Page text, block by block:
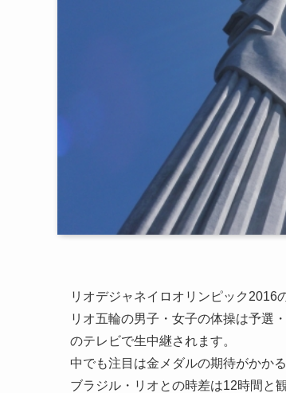
リオデジャネイロオリンピック2016
リオ五輪の男子・女子の体操は予選
のテレビで生中継されます。
中でも注目は金メダルの期待がかか
ブラジル・リオとの時差は12時間と